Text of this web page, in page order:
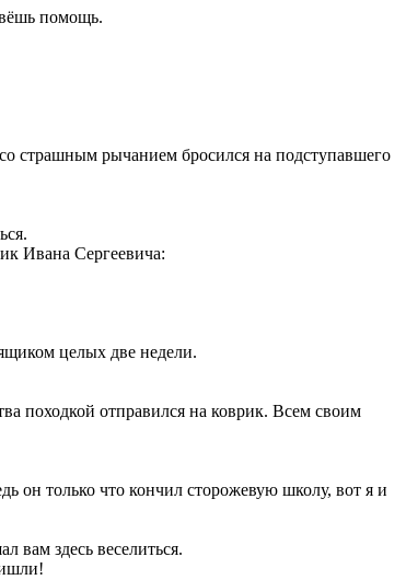
помощь.
страшным рычанием бросился на подступавшего
Ивана Сергеевича:
целых две недели.
походкой отправился на коврик. Всем своим
он только что кончил сторожевую школу, вот я и
вам здесь веселиться.